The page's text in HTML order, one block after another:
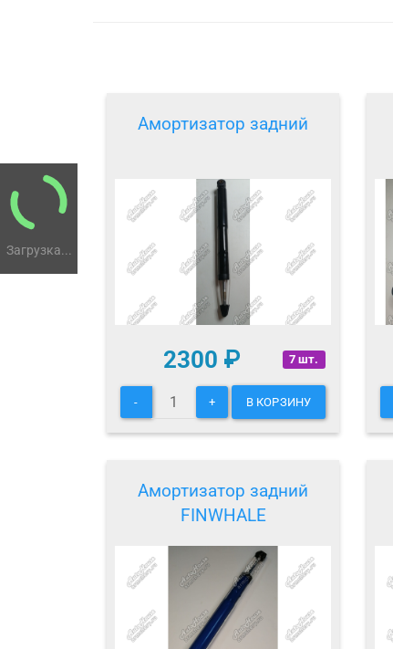
Загрузка...
Амортизатор задний
7 шт.
2300 ₽
- + В КОРЗИНУ
Амортизатор задний
FINWHALE